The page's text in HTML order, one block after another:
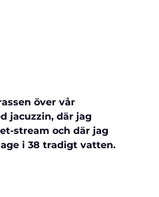
över vår
jacuzzin, där jag
stream och där jag
i 38 tradigt vatten.